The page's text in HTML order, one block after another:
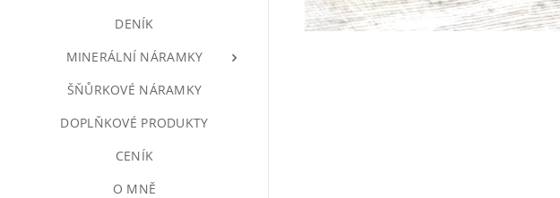
DENÍK
MINERÁLNÍ NÁRAMKY
ŠŇŮRKOVÉ NÁRAMKY
DOPLŇKOVÉ PRODUKTY
CENÍK
O MNĚ